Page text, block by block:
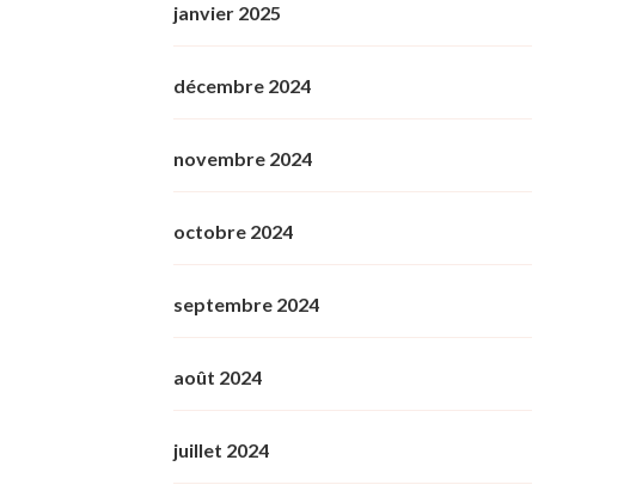
janvier 2025
décembre 2024
novembre 2024
octobre 2024
septembre 2024
août 2024
juillet 2024